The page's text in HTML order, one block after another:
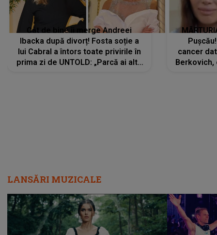
Cât de bine îi merge Andreei
Ibacka după divorț! Fosta soție a
lui Cabral a întors toate privirile în
prima zi de UNTOLD: „Parcă ai altă
cancer
LANSĂRI MUZICALE